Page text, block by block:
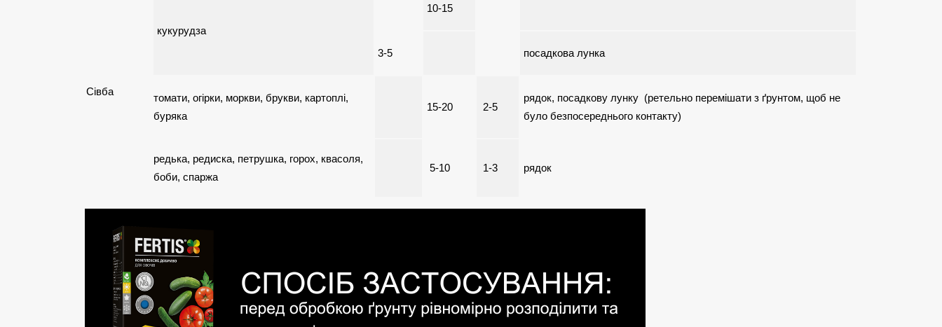
Сівба
кукурудза
10-15
3-5 посадкова лунка
томати, огірки, моркви, брукви, картоплі,
буряка
15-20 2-5
рядок, посадкову лунку (ретельно перемішати з ґрунтом, щоб не
було безпосереднього контакту)
редька, редиска, петрушка, горох, квасоля,
боби, спаржа
5-10 1-3 рядок